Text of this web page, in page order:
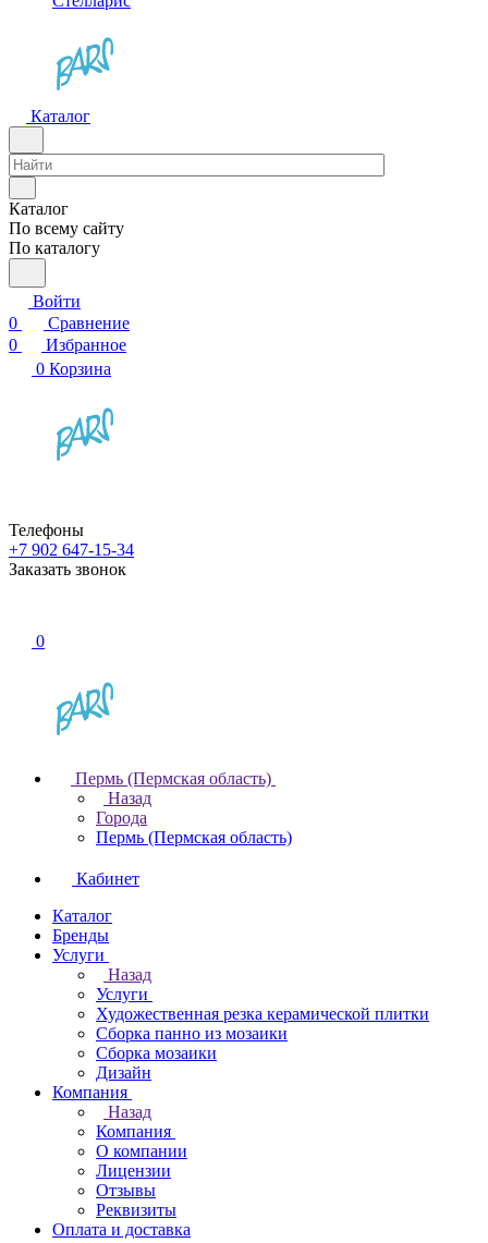
Каталог
Каталог
По всему сайту
По каталогу
Войти
0
Сравнение
0
Избранное
0 Корзина
Телефоны
+7 902 647-15-34
Заказать звонок
0
Пермь (Пермская область)
Назад
Города
Пермь (Пермская область)
Кабинет
Каталог
Бренды
Услуги
Назад
Услуги
Художественная резка керамической плитки
Сборка панно из мозаики
Сборка мозаики
Дизайн
Компания
Назад
Компания
О компании
Лицензии
Отзывы
Реквизиты
Оплата и доставка